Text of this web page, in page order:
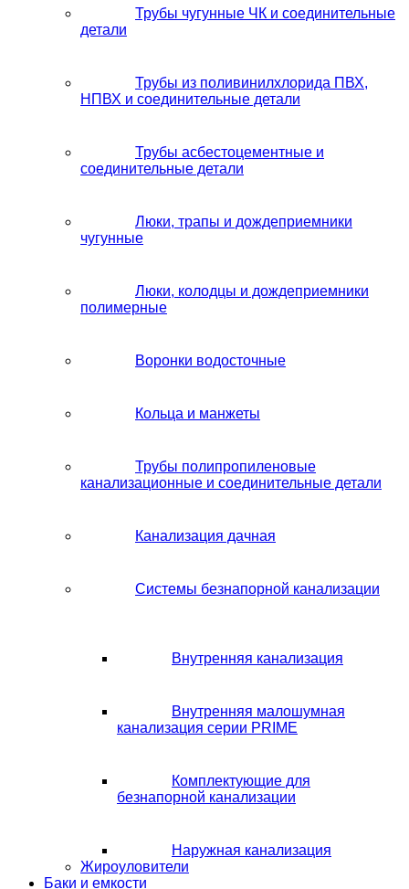
Трубы чугунные ЧК и соединительные
детали
Трубы из поливинилхлорида ПВХ,
НПВХ и соединительные детали
Трубы асбестоцементные и
соединительные детали
Люки, трапы и дождеприемники
чугунные
Люки, колодцы и дождеприемники
полимерные
Воронки водосточные
Кольца и манжеты
Трубы полипропиленовые
канализационные и соединительные детали
Канализация дачная
Системы безнапорной канализации
Внутренняя канализация
Внутренняя малошумная
канализация серии PRIME
Комплектующие для
безнапорной канализации
Наружная канализация
Жироуловители
Баки и емкости